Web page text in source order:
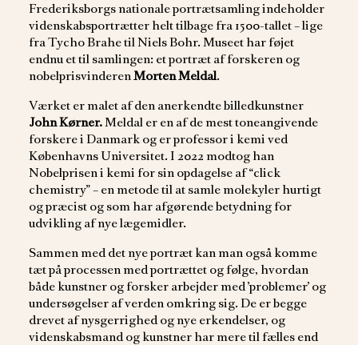
Frederiksborgs nationale portrætsamling indeholder
videnskabsportrætter helt tilbage fra 1500-tallet – lige
fra Tycho Brahe til Niels Bohr. Museet har føjet
endnu et til samlingen: et portræt af forskeren og
nobelprisvinderenMorten Meldal.
Værket er malet af den anerkendte billedkunstner
John Kørner.Meldal er en af de mest toneangivende
forskere i Danmark og er professor i kemi ved
Københavns Universitet. I 2022 modtog han
Nobelprisen i kemi for sin opdagelse af “click
chemistry” – en metode til at samle molekyler hurtigt
og præcist og som har afgørende betydning for
udvikling af nye lægemidler.
Sammen med det nye portræt kan man også komme
tæt på processen med portrættet og følge, hvordan
både kunstner og forsker arbejder med ’problemer’ og
undersøgelser af verden omkring sig. De er begge
drevet af nysgerrighed og nye erkendelser, og
videnskabsmand og kunstner har mere til fælles end